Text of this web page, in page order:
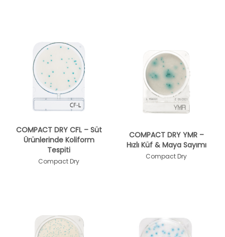
COMPACT DRY CFL – Süt
Ürünlerinde Koliform
Tespiti
Compact Dry
COMPACT DRY YMR –
Hızlı Küf & Maya Sayımı
Compact Dry